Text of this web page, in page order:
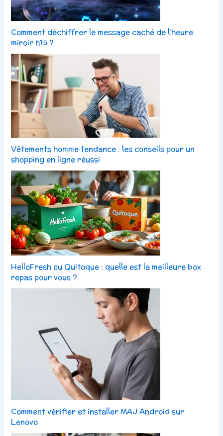
Comment déchiffrer le message caché de l’heure
miroir h15 ?
Vêtements homme tendance : les conseils pour un
shopping en ligne réussi
HelloFresh ou Quitoque : quelle est la meilleure box
repas pour vous ?
Comment vérifier et installer MAJ Android sur
Lenovo